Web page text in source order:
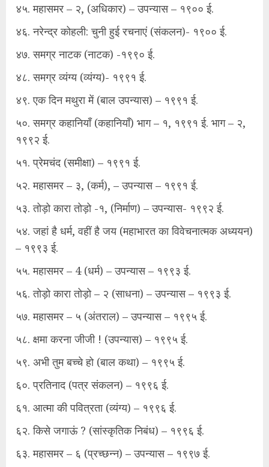
४५. महासमर – २, (अधिकार) – उपन्यास – १९०० ई.
४६. नरेन्द्र कोहली: चुनी हुई रचनाएं (संकलन)- १९०० ई.
४७. समग्र नाटक (नाटक) -१९९० ई.
४८. समग्र व्यंग्य (व्यंग्य)- १९९१ ई.
४९. एक दिन मथुरा में (बाल उपन्यास) – १९९१ ई.
५०. समग्र कहानियाँ (कहानियाँ) भाग – १, १९९१ ई. भाग – २,
१९९२ ई.
५१. प्रेमचंद (समीक्षा) – १९९१ ई.
५२. महासमर – ३, (कर्म), – उपन्यास – १९९१ ई.
५३. तोड़ो कारा तोड़ो -१, (निर्माण) – उपन्यास- १९९२ ई.
५४. जहां है धर्म, वहीं है जय (महाभारत का विवेचनात्मक अध्ययन)
– १९९३ ई.
५५. महासमर – 4 (धर्म) – उपन्यास – १९९३ ई.
५६. तोड़ो कारा तोड़ो – २ (साधना) – उपन्यास – १९९३ ई.
५७. महासमर – ५ (अंतराल) – उपन्यास – १९९५ ई.
५८. क्षमा करना जीजी ! (उपन्यास) – १९९५ ई.
५९. अभी तुम बच्चे हो (बाल कथा) – १९९५ ई.
६०. प्रतिनाद (पत्र संकलन) – १९९६ ई.
६१. आत्मा की पवित्रता (व्यंग्य) – १९९६ ई.
६२. किसे जगाऊं ? (सांस्कृतिक निबंध) – १९९६ ई.
६३. महासमर – ६ (प्रच्छन्न) – उपन्यास – १९९७ ई.